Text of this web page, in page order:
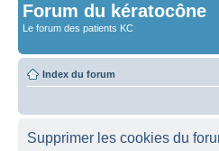
Forum du kératocône
Le forum des patients KC
Index du forum
Supprimer les cookies du